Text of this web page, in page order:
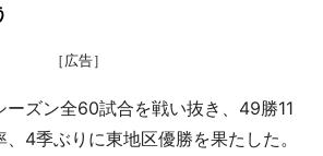
［広告］
ズン全60試合を戦い抜き、49勝11
4季ぶりに東地区優勝を果たした。